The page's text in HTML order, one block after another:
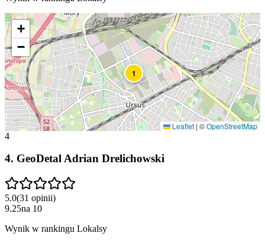
1
+
−
Leaflet | ©OpenStreetMap
4
4. GeoDetal Adrian Drelichowski
5.0(31 opinii)
9.25na 10
Wynik w rankingu Lokalsy